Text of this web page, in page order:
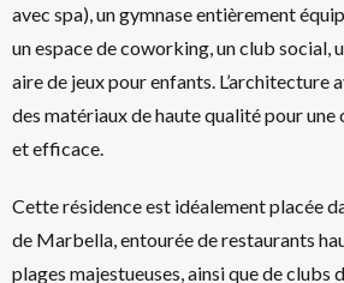
avec spa), un gymnase entièrement
un espace de coworking, un club social,
aire de jeux pour enfants.
des matériaux de haute qualité pour
et efficace.
Cette résidence est idéalement placée
de Marbella, entourée de restaurants
plages majestueuses, ainsi que de clubs